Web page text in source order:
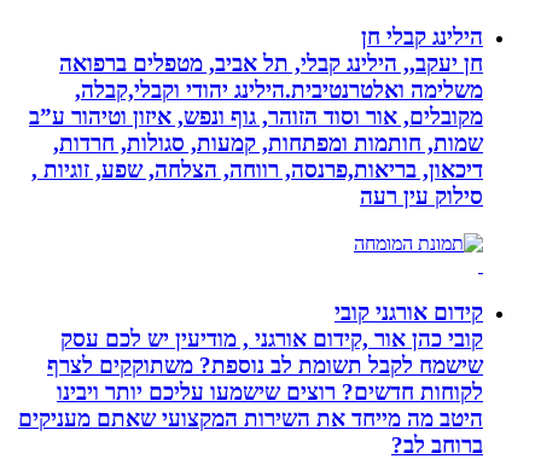
הילינג קבלי חן
חן יעקב,, הילינג קבלי, תל אביב, מטפלים ברפואה
משלימה ואלטרנטיבית.הילינג יהודי וקבלי,קבלה,
מקובלים, אור וסוד הזוהר, גוף ונפש, איזון וטיהור ע”ב
שמות, חותמות ומפתחות, קמעות, סגולות, חרדות,
דיכאון, בריאות,פרנסה, רווחה, הצלחה, שפע, זוגיות ,
סילוק עין רעה
קידום אורגני קובי
קובי כהן אור ,קידום אורגני , מודיעין יש לכם עסק
שישמח לקבל תשומת לב נוספת? משתוקקים לצרף
לקוחות חדשים? רוצים שישמעו עליכם יותר ויבינו
היטב מה מייחד את השירות המקצועי שאתם מעניקים
ברוחב לב?